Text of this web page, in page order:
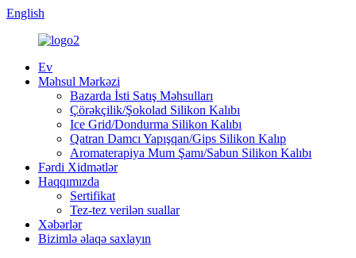
English
Ev
Məhsul Mərkəzi
Bazarda İsti Satış Məhsulları
Çörəkçilik/Şokolad Silikon Kalıbı
Ice Grid/Dondurma Silikon Kalıbı
Qatran Damcı Yapışqan/Gips Silikon Kalıp
Aromaterapiya Mum Şamı/Sabun Silikon Kalıbı
Fərdi Xidmətlər
Haqqımızda
Sertifikat
Tez-tez verilən suallar
Xəbərlər
Bizimlə əlaqə saxlayın